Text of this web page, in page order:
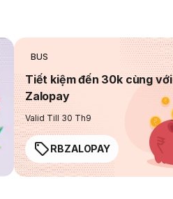
BUS
Tiết kiệm đến 30k cùng với
Zalopay
Valid Till 30 Th9
RBZALOPAY